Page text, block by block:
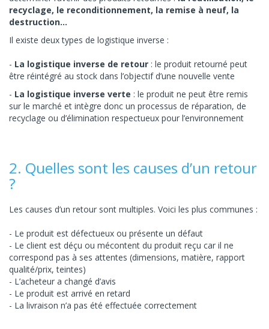
recyclage, le reconditionnement, la remise à neuf, la
destruction…
Il existe deux types de logistique inverse :
La logistique inverse de retour : le produit retourné peut
être réintégré au stock dans l’objectif d’une nouvelle vente
La logistique inverse verte : le produit ne peut être remis
sur le marché et intègre donc un processus de réparation, de
recyclage ou d’élimination respectueux pour l’environnement
2. Quelles sont les causes d’un retour
?
Les causes d’un retour sont multiples. Voici les plus communes :
Le produit est défectueux ou présente un défaut
Le client est déçu ou mécontent du produit reçu car il ne
correspond pas à ses attentes (dimensions, matière, rapport
qualité/prix, teintes)
L’acheteur a changé d’avis
Le produit est arrivé en retard
La livraison n’a pas été effectuée correctement